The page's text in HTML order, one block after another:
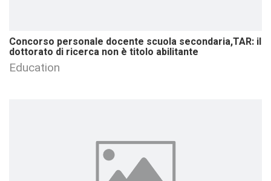
Concorso personale docente scuola secondaria,TAR: il
dottorato di ricerca non è titolo abilitante
Education